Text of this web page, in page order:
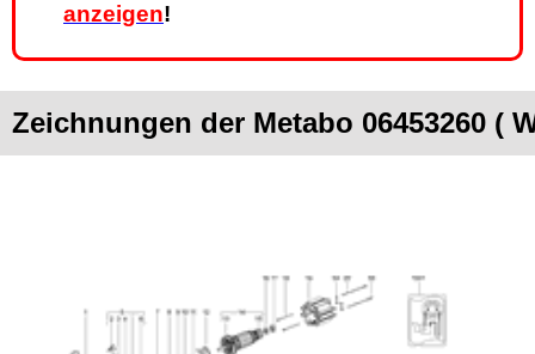
anzeigen!
Zeichnungen der Metabo 06453260 (